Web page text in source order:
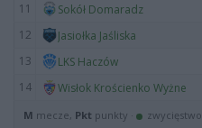
11
Sokół Domaradz
12
Jasiołka Jaśliska
13
LKS Haczów
14
Wisłok Krościenko Wyżne
M mecze, Pkt punkty · zwycięstwo